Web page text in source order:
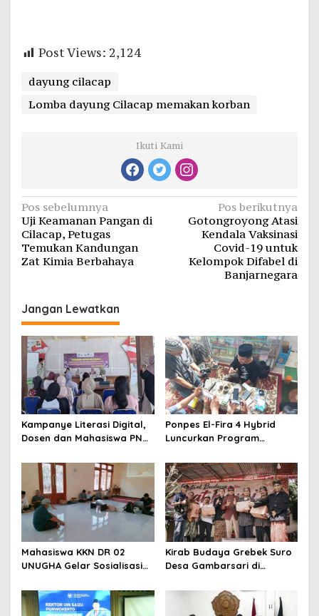
Post Views: 2,124
dayung cilacap
Lomba dayung Cilacap memakan korban
Ikuti Kami
Navigasi
pos
Pos sebelumnya
Uji Keamanan Pangan di
Cilacap, Petugas
Temukan Kandungan
Zat Kimia Berbahaya
Pos berikutnya
Gotongroyong Atasi
Kendala Vaksinasi
Covid-19 untuk
Kelompok Difabel di
Banjarnegara
Jangan Lewatkan
Kampanye Literasi Digital,
Dosen dan Mahasiswa PNC
Pustaka Majenang Produksi
Konten Medsos
Ponpes El-Fira 4 Hybrid
Luncurkan Program
Pesantren Digital
Mahasiswa KKN DR 02
UNUGHA Gelar Sosialisasi
dan Tanggap Ular di Masjid
Fathurrahman Jeruklegi
Kirab Budaya Grebek Suro
Desa Gambarsari di
Apresiasi